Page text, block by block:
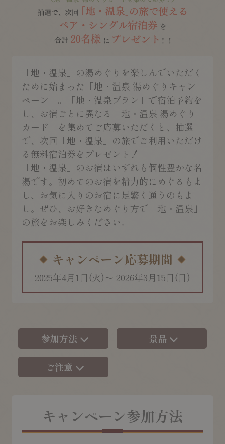
「地・温泉」の湯めぐりを楽しんでいただく
ために始まった「地・温泉 湯めぐりキャン
ペーン」。「地・温泉プラン」で宿泊予約を
し、お宿ごとに異なる「地・温泉 湯めぐり
カード」を集めてご応募いただくと、抽選
で、次回「地・温泉」の旅でご利用いただけ
る無料宿泊券をプレゼント！
「地・温泉」のお宿はいずれも個性豊かな名
湯です。初めてのお宿を精力的にめぐるもよ
し、お気に入りのお宿に足繁く通うのもよ
し。ぜひ、お好きなめぐり方で「地・温泉」
の旅をお楽しみください。
キャンペーン応募期間
2025年4月1日(火)～ 2026年3月15日(日)
参加方法 景品
ご注意
キャンペーン参加方法